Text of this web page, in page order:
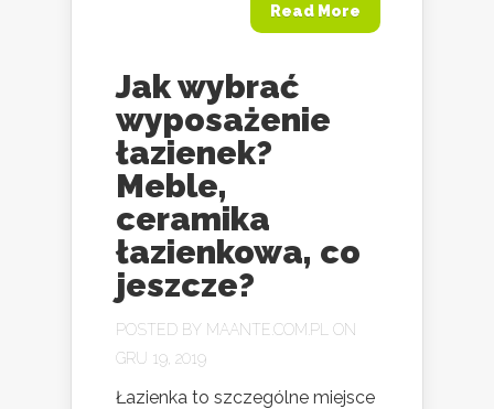
Read More
Jak wybrać
wyposażenie
łazienek?
Meble,
ceramika
łazienkowa, co
jeszcze?
POSTED BY MAANTE.COM.PL
ON
GRU 19, 2019
Łazienka to szczególne miejsce